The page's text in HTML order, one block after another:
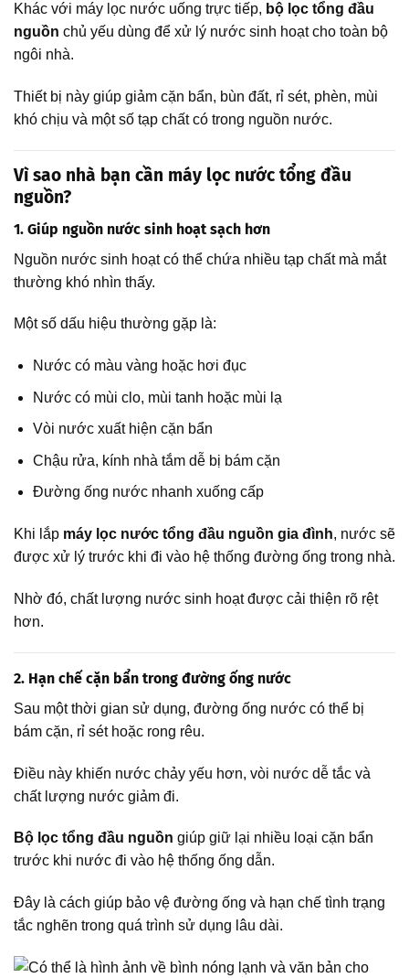
Khác với máy lọc nước uống trực tiếp, bộ lọc tổng đầu
nguồn chủ yếu dùng để xử lý nước sinh hoạt cho toàn bộ
ngôi nhà.
Thiết bị này giúp giảm cặn bẩn, bùn đất, rỉ sét, phèn, mùi
khó chịu và một số tạp chất có trong nguồn nước.
Vì sao nhà bạn cần máy lọc nước tổng đầu
nguồn?
1. Giúp nguồn nước sinh hoạt sạch hơn
Nguồn nước sinh hoạt có thể chứa nhiều tạp chất mà mắt
thường khó nhìn thấy.
Một số dấu hiệu thường gặp là:
Nước có màu vàng hoặc hơi đục
Nước có mùi clo, mùi tanh hoặc mùi lạ
Vòi nước xuất hiện cặn bẩn
Chậu rửa, kính nhà tắm dễ bị bám cặn
Đường ống nước nhanh xuống cấp
Khi lắp máy lọc nước tổng đầu nguồn gia đình, nước sẽ
được xử lý trước khi đi vào hệ thống đường ống trong nhà.
Nhờ đó, chất lượng nước sinh hoạt được cải thiện rõ rệt
hơn.
2. Hạn chế cặn bẩn trong đường ống nước
Sau một thời gian sử dụng, đường ống nước có thể bị
bám cặn, rỉ sét hoặc rong rêu.
Điều này khiến nước chảy yếu hơn, vòi nước dễ tắc và
chất lượng nước giảm đi.
Bộ lọc tổng đầu nguồn giúp giữ lại nhiều loại cặn bẩn
trước khi nước đi vào hệ thống ống dẫn.
Đây là cách giúp bảo vệ đường ống và hạn chế tình trạng
tắc nghẽn trong quá trình sử dụng lâu dài.